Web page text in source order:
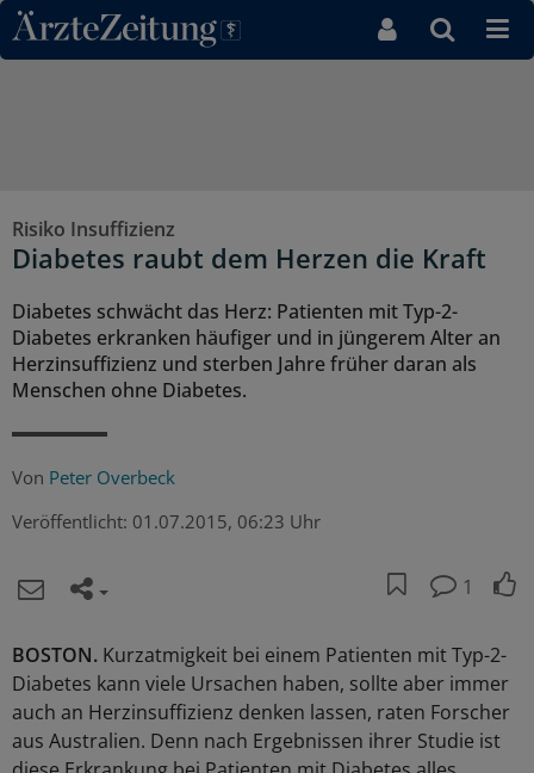
Direkt zum Inhaltsbereich
Risiko Insuffizienz
Diabetes raubt dem Herzen die Kraft
Diabetes schwächt das Herz: Patienten mit Typ-2-
Diabetes erkranken häufiger und in jüngerem Alter an
Herzinsuffizienz und sterben Jahre früher daran als
Menschen ohne Diabetes.
Von Peter Overbeck
Veröffentlicht: 01.07.2015, 06:23 Uhr
1
BOSTON. Kurzatmigkeit bei einem Patienten mit Typ-2-
Diabetes kann viele Ursachen haben, sollte aber immer
auch an Herzinsuffizienz denken lassen, raten Forscher
aus Australien. Denn nach Ergebnissen ihrer Studie ist